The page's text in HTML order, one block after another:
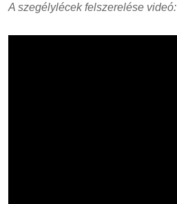
A szegélylécek felszerelése videó: